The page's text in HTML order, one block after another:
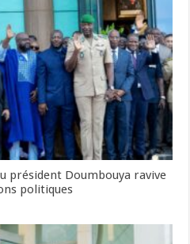
président Doumbouya ravive
politiques